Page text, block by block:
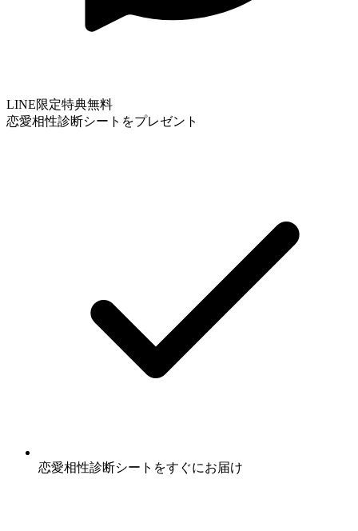
LINE限定特典無料
恋愛相性診断シートをプレゼント
恋愛相性診断シート をすぐにお届け